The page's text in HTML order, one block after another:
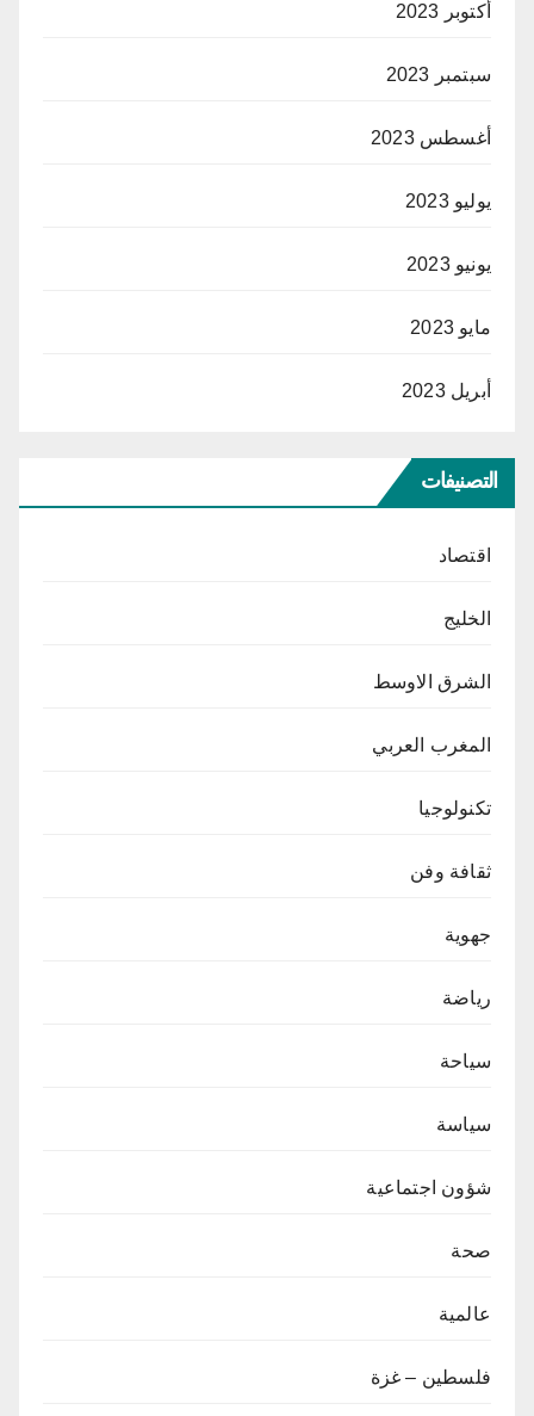
أكتوبر 2023
سبتمبر 2023
أغسطس 2023
يوليو 2023
يونيو 2023
مايو 2023
أبريل 2023
التصنيفات
اقتصاد
الخليج
الشرق الاوسط
المغرب العربي
تكنولوجيا
ثقافة وفن
جهوية
رياضة
سياحة
سياسة
شؤون اجتماعية
صحة
عالمية
فلسطين – غزة